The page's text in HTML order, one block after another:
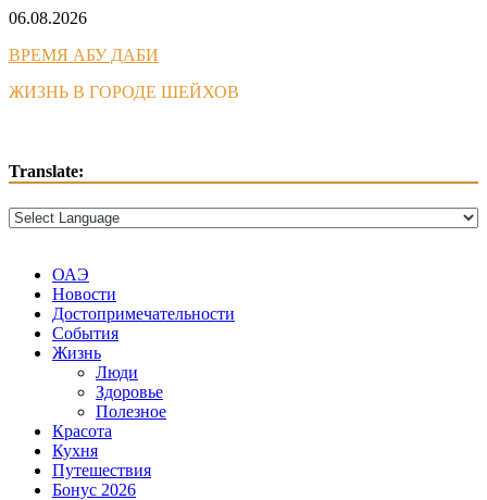
Skip
content
06.08.2026
ВРЕМЯ АБУ ДАБИ
ЖИЗНЬ В ГОРОДЕ ШЕЙХОВ
Translate:
ОАЭ
Новости
Достопримечательности
События
Жизнь
Люди
Здоровье
Полезное
Красота
Кухня
Путешествия
Бонус 2026